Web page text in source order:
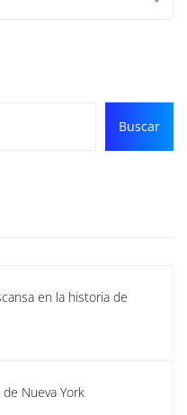
Buscar
en la historia de
Nueva York